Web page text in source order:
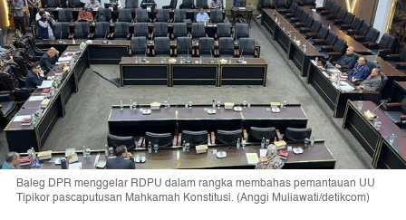
Baleg DPR menggelar RDPU dalam rangka membahas pemantauan UU
Tipikor pascaputusan Mahkamah Konstitusi. (Anggi Muliawati/detikcom)